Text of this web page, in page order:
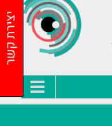
יצירת קשר